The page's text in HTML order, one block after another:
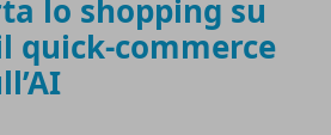
lo shopping su
quick-commerce